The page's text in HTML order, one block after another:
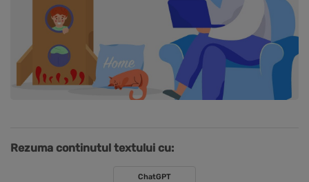
Rezuma continutul textului cu:
ChatGPT